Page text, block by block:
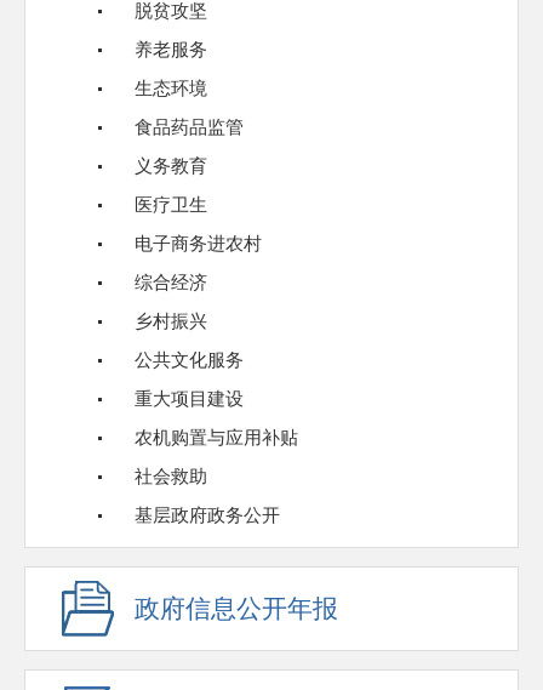
脱贫攻坚
养老服务
生态环境
食品药品监管
义务教育
医疗卫生
电子商务进农村
综合经济
乡村振兴
公共文化服务
重大项目建设
农机购置与应用补贴
社会救助
基层政府政务公开
政府信息公开年报